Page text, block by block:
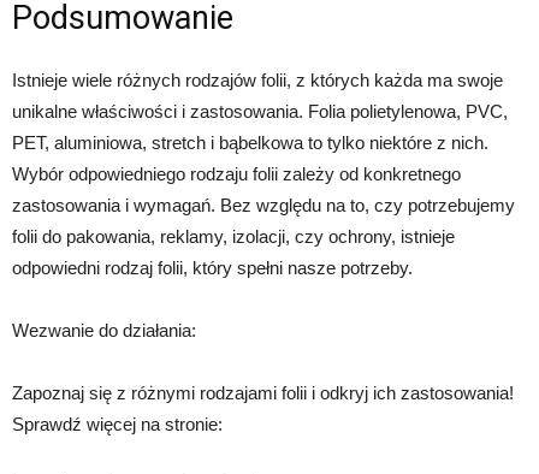
Podsumowanie
Istnieje wiele różnych rodzajów folii, z których każda ma swoje
unikalne właściwości i zastosowania. Folia polietylenowa, PVC,
PET, aluminiowa, stretch i bąbelkowa to tylko niektóre z nich.
Wybór odpowiedniego rodzaju folii zależy od konkretnego
zastosowania i wymagań. Bez względu na to, czy potrzebujemy
folii do pakowania, reklamy, izolacji, czy ochrony, istnieje
odpowiedni rodzaj folii, który spełni nasze potrzeby.
Wezwanie do działania:
Zapoznaj się z różnymi rodzajami folii i odkryj ich zastosowania!
Sprawdź więcej na stronie: